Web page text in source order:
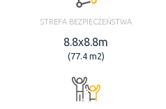
STREFA BEZPIECZEŃSTWA
8.8x8.8m
(77.4 m2)